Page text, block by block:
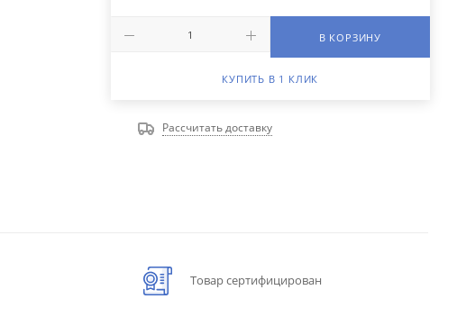
В КОРЗИНУ
КУПИТЬ В 1 КЛИК
Рассчитать доставку
Товар сертифицирован